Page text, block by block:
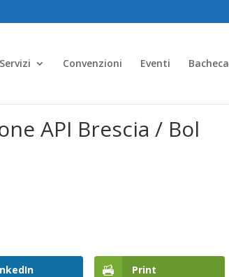
Servizi Convenzioni Eventi Bacheca
API Brescia / Bol
Print